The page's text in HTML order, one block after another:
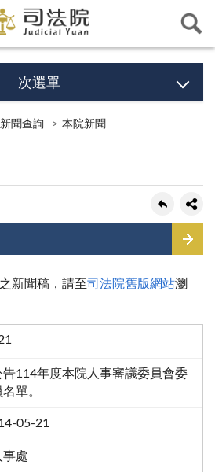
次選單
聞查詢 本院新聞
新聞稿，請至司法院舊版網站瀏
告114年度本院人事審議委員會委
名單。
05-21
事處